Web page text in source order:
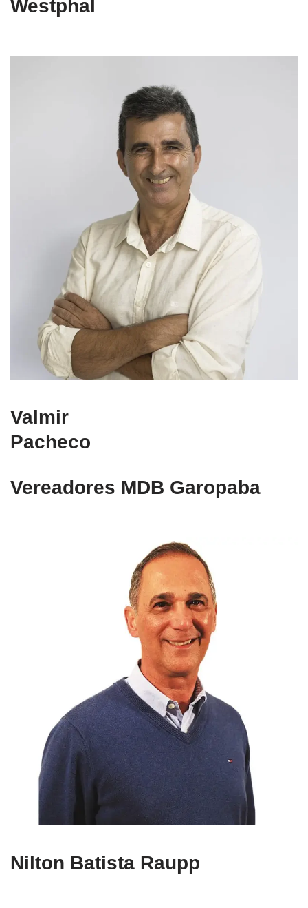
Westphal
Valmir
Pacheco
Vereadores MDB Garopaba
Nilton Batista Raupp